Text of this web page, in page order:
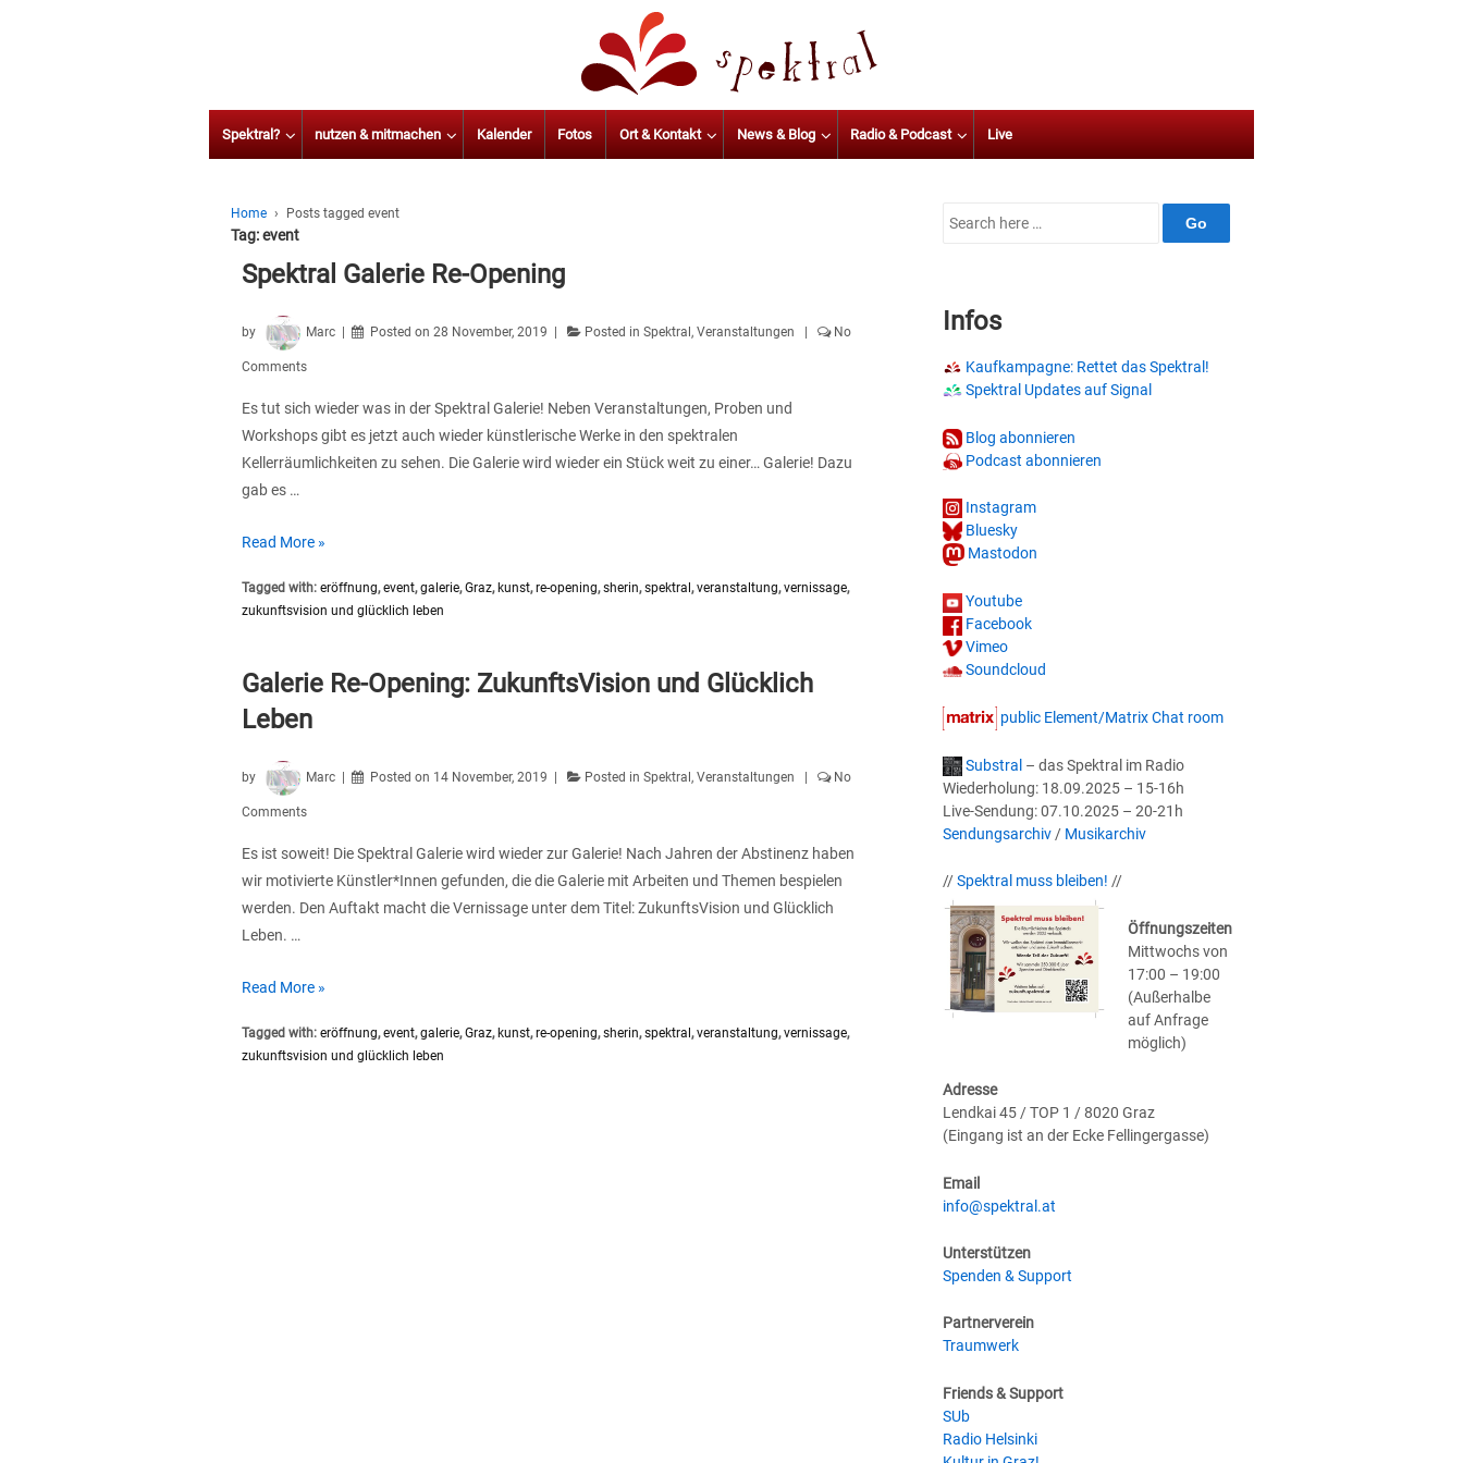
Spektral? nutzen & mitmachen Kalender Fotos Ort & Kontakt News & Blog Radio & Podcast Live
Home › Posts tagged event
Tag:event
Spektral Galerie Re-Opening
by Marc Posted on28 November, 2019 Posted inSpektral,Veranstaltungen No
Comments
Es tut sich wieder was in der Spektral Galerie! Neben Veranstaltungen, Proben und
Workshops gibt es jetzt auch wieder künstlerische Werke in den spektralen
Kellerräumlichkeiten zu sehen. Die Galerie wird wieder ein Stück weit zu einer… Galerie! Dazu
gab es …
Spektral
Re-
Read More »
Tagged with: eröffnung,event,galerie,Graz, kunst,re-opening,sherin,spektral ,veranstaltung,vernissage,
zukunftsvision und glücklich leben
Galerie Re-Opening: ZukunftsVision und Glücklich
Leben
by Marc Posted on 14 November, 2019 Posted inSpektral,Veranstaltungen No
Comments
Es ist soweit! Die Spektral Galerie wird wieder zur Galerie! Nach Jahren der Abstinenz haben
wir motivierte Künstler*Innen gefunden, die die Galerie mit Arbeiten und Themen bespielen
werden. Den Auftakt macht die Vernissage unter dem Titel: ZukunftsVision und Glücklich
Leben. …
Galerie
Opening:
Read More »
Tagged with: eröffnung,event,galerie,Graz, kunst,re-opening,sherin,spektral ,veranstaltung,vernissage,
zukunftsvision und glücklich leben
Search
Infos
Kaufkampagne: Rettet das Spektral!
Spektral Updates auf Signal
Blog abonnieren
Podcast abonnieren
Instagram
Bluesky
Mastodon
Youtube
Facebook
Vimeo
Soundcloud
public Element/Matrix Chat room
Substral – das Spektral im Radio
Wiederholung: 18.09.2025 – 15-16h
Live-Sendung: 07.10.2025 – 20-21h
Sendungsarchiv/ Musikarchiv
//Spektral muss bleiben! //
Öffnungszeiten
Mittwochs von
17:00 – 19:00
(Außerhalbe
auf Anfrage
möglich)
Adresse
Lendkai 45 / TOP 1 / 8020 Graz
(Eingang ist an der Ecke Fellingergasse)
Email
info@spektral.at
Unterstützen
Spenden & Support
Partnerverein
Traumwerk
Friends & Support
SUb
Radio Helsinki